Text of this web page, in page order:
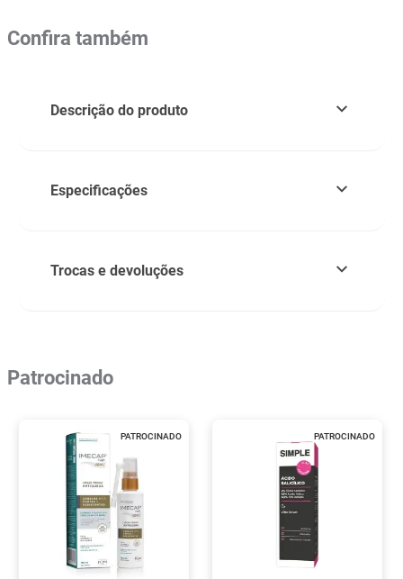
Confira também
Descrição do produto
Especificações
Trocas e devoluções
Patrocinado
PATROCINADO PATROCINADO